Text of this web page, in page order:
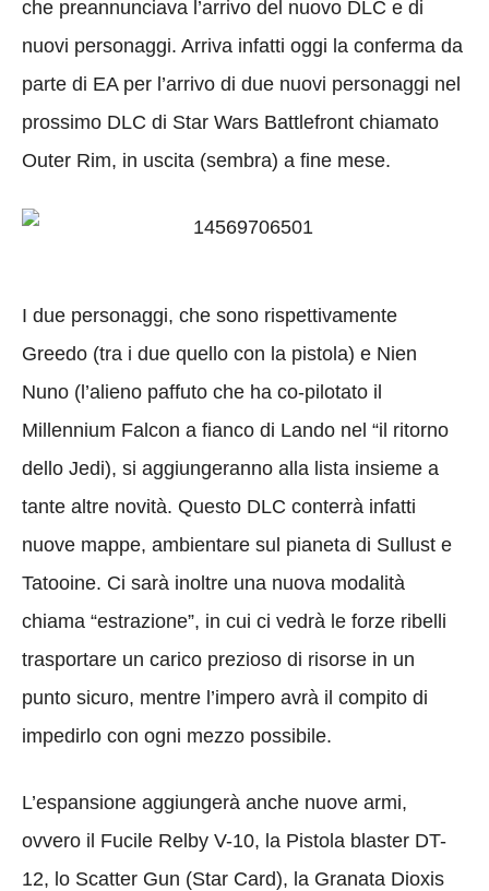
che preannunciava l’arrivo del nuovo DLC e di
nuovi personaggi. Arriva infatti oggi la conferma da
parte di EA per l’arrivo di due nuovi personaggi nel
prossimo DLC di Star Wars Battlefront chiamato
Outer Rim, in uscita (sembra) a fine mese.
I due personaggi, che sono rispettivamente
Greedo (tra i due quello con la pistola) e Nien
Nuno (l’alieno paffuto che ha co-pilotato il
Millennium Falcon a fianco di Lando nel “il ritorno
dello Jedi), si aggiungeranno alla lista insieme a
tante altre novità. Questo DLC conterrà infatti
nuove mappe, ambientare sul pianeta di Sullust e
Tatooine. Ci sarà inoltre una nuova modalità
chiama “estrazione”, in cui ci vedrà le forze ribelli
trasportare un carico prezioso di risorse in un
punto sicuro, mentre l’impero avrà il compito di
impedirlo con ogni mezzo possibile.
L’espansione aggiungerà anche nuove armi,
ovvero il Fucile Relby V-10, la Pistola blaster DT-
12, lo Scatter Gun (Star Card), la Granata Dioxis